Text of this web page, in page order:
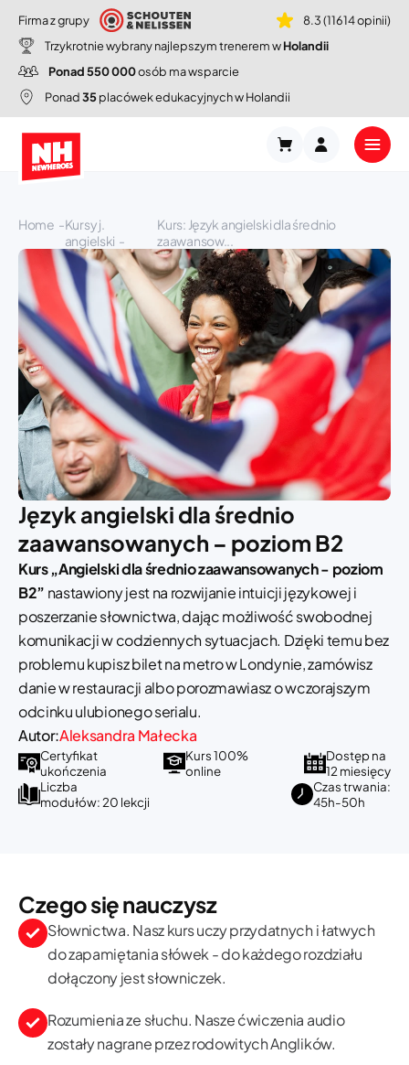
Firma z grupy
8.3 (11614 opinii)
Trzykrotnie wybrany najlepszym trenerem wHolandii
Ponad 550 000osób ma wsparcie
Ponad35placówek edukacyjnych w Holandii
Home
Kursy j.
angielski
Kurs: Język angielski dla średnio
zaawansow...
Język angielski dla średnio
zaawansowanych – poziom B2
Kurs „Angielski dla średnio zaawansowanych - poziom
B2” nastawiony jest na rozwijanie intuicji językowej i
poszerzanie słownictwa, dając możliwość swobodnej
komunikacji w codziennych sytuacjach. Dzięki temu bez
problemu kupisz bilet na metro w Londynie, zamówisz
danie w restauracji albo porozmawiasz o wczorajszym
odcinku ulubionego serialu.
Autor:Aleksandra Małecka
Certyfikat
ukończenia
Kurs 100%
online
Dostęp na
12 miesięcy
Liczba
modułów: 20 lekcji
Czas trwania:
45h-50h
Czego się nauczysz
Słownictwa. Nasz kurs uczy przydatnych i łatwych
do zapamiętania słówek - do każdego rozdziału
dołączony jest słowniczek.
Rozumienia ze słuchu. Nasze ćwiczenia audio
zostały nagrane przez rodowitych Anglików.